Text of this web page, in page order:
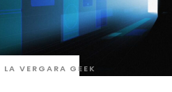
LA VERGARA GEEK